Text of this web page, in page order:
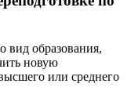
вид образования,
новую
или среднего